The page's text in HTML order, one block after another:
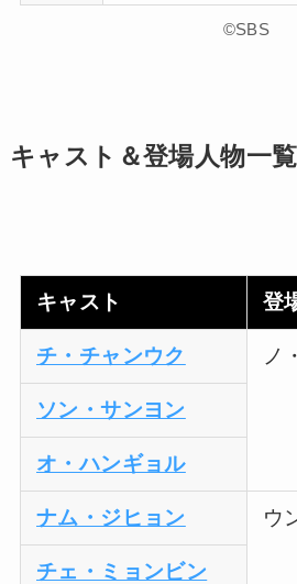
©SBS
キャスト＆登場人物一覧
キャスト 登
チ・チャンウク ノ
ソン・サンヨン
オ・ハンギョル
ナム・ジヒョン ウ
チェ・ミョンビン